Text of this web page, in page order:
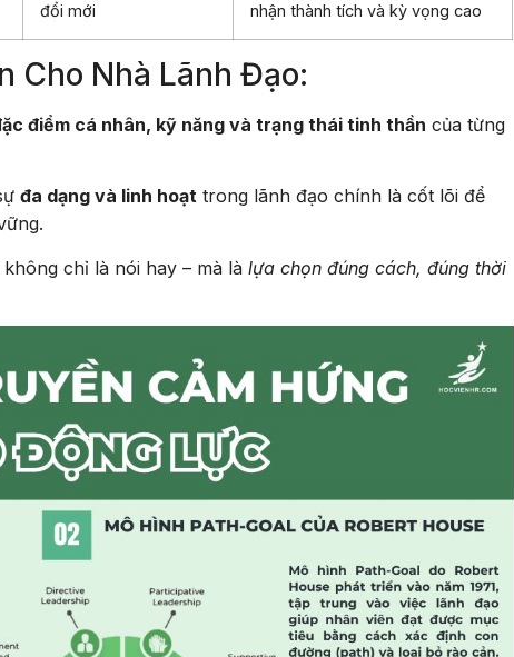
đổi mới
nhận thành tích và kỳ vọng cao
Cho Nhà Lãnh Đạo:
điểm cá nhân, kỹ năng và trạng thái tinh thần của từng
đa dạng và linh hoạt trong lãnh đạo chính là cốt lõi để
không chỉ là nói hay – mà là lựa chọn đúng cách, đúng thời